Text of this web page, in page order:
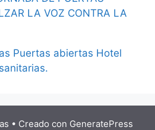
LA VOZ CONTRA LA
Puertas abiertas Hotel
• Creado con GeneratePress